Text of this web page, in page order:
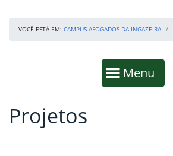
VOCÊ ESTÁ EM: CAMPUS AFOGADOS DA INGAZEIRA
Mostrar
Menu
Fim da navegação
Início do conteúdo
Projetos